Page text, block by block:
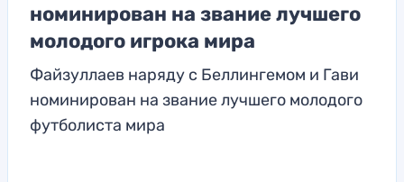
номинирован на звание лучшего
молодого игрока мира
Файзуллаев наряду с Беллингемом и Гави
номинирован на звание лучшего молодого
футболиста мира